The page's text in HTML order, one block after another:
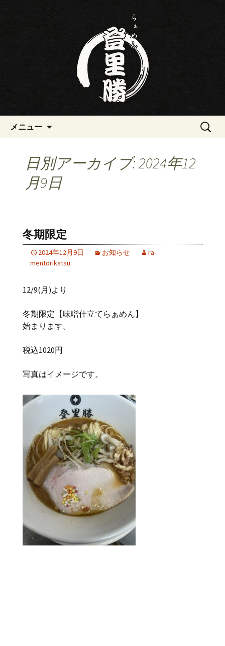
三重・桑名の寿司・ラーメン屋
らぁめん登里勝(とりかつ)のブ
ん登里勝(とりかつ)のブログです
メニュー
検
日別アーカイブ: 2024年12
月9日
冬期限定
2024年12月9日 お知らせ
ra-
mentorikatsu
12/9(月)より
冬期限定【味噌仕立てらぁめん】
始まります。
税込1020円
写真はイメージです。